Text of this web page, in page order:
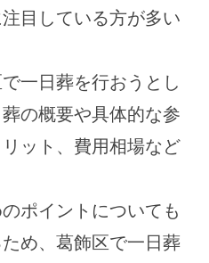
目している方が多い
一日葬を行おうとし
の概要や具体的な参
ット、費用相場など
ポイントについても
め、葛飾区で一日葬